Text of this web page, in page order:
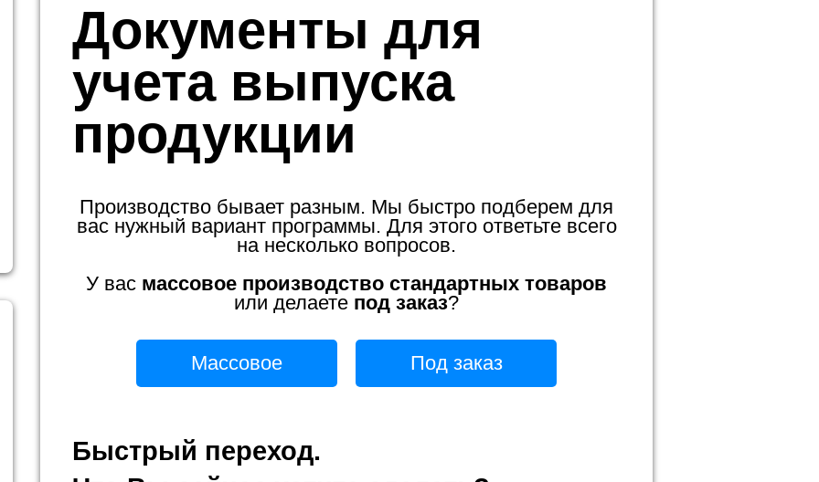
Документы для
учета выпуска
продукции
Производство бывает разным. Мы быстро подберем для
вас нужный вариант программы. Для этого ответьте всего
на несколько вопросов.
У вас массовое производство стандартных товаров
или делаете под заказ?
Массовое Под заказ
Быстрый переход.